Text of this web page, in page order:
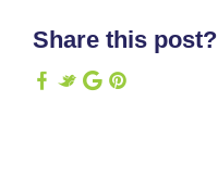
Share this post?